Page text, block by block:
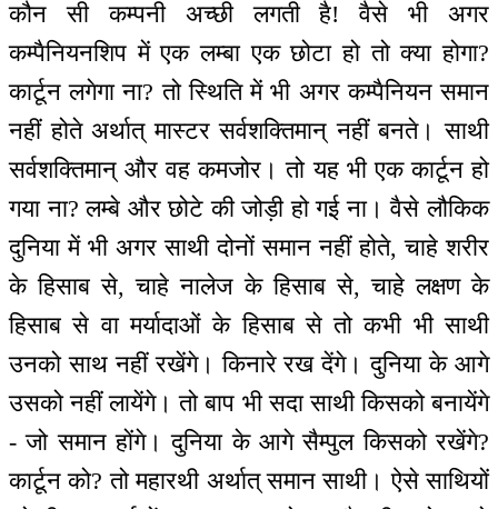
कौन सी कम्पनी अच्छी लगती है! वैसे भी अगर
कम्पैनियनशिप में एक लम्बा एक छोटा हो तो क्या होगा?
कार्टून लगेगा ना? तो स्थिति में भी अगर कम्पैनियन समान
नहीं होते अर्थात् मास्टर सर्वशक्तिमान् नहीं बनते। साथी
सर्वशक्तिमान् और वह कमजोर। तो यह भी एक कार्टून हो
गया ना? लम्बे और छोटे की जोड़ी हो गई ना। वैसे लौकिक
दुनिया में भी अगर साथी दोनों समान नहीं होते, चाहे शरीर
के हिसाब से, चाहे नालेज के हिसाब से, चाहे लक्षण के
हिसाब से वा मर्यादाओं के हिसाब से तो कभी भी साथी
उनको साथ नहीं रखेंगे। किनारे रख देंगे। दुनिया के आगे
उसको नहीं लायेंगे। तो बाप भी सदा साथी किसको बनायेंगे
- जो समान होंगे। दुनिया के आगे सैम्पुल किसको रखेंगे?
कार्टून को? तो महारथी अर्थात् समान साथी। ऐसे साथियों